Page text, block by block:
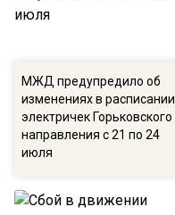
МЖД предупредило об
изменениях в расписании
электричек Горьковского
направления с 21 по 24
июля